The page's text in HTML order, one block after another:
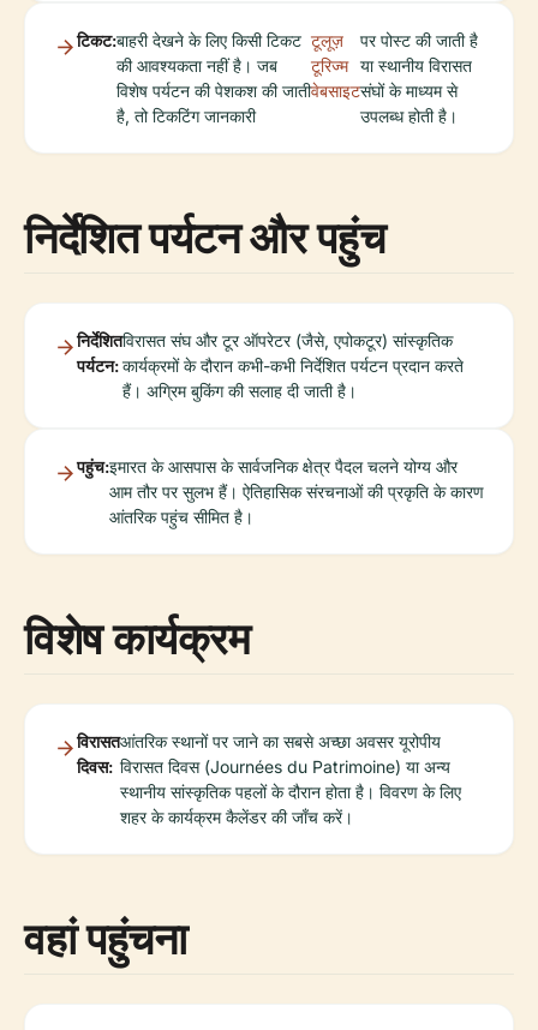
टिकट:बाहरी देखने के लिए किसी टिकट
की आवश्यकता नहीं है। जब
विशेष पर्यटन की पेशकश की जाती
है, तो टिकटिंग जानकारी
टूलूज़
टूरिज्म
वेबसाइट
पर पोस्ट की जाती है
या स्थानीय विरासत
संघों के माध्यम से
उपलब्ध होती है।
निर्देशित पर्यटन और पहुंच
निर्देशित
पर्यटन:
विरासत संघ और टूर ऑपरेटर (जैसे, एपोकटूर) सांस्कृतिक
कार्यक्रमों के दौरान कभी-कभी निर्देशित पर्यटन प्रदान करते
हैं। अग्रिम बुकिंग की सलाह दी जाती है।
पहुंच:इमारत के आसपास के सार्वजनिक क्षेत्र पैदल चलने योग्य और
आम तौर पर सुलभ हैं। ऐतिहासिक संरचनाओं की प्रकृति के कारण
आंतरिक पहुंच सीमित है।
विशेष कार्यक्रम
विरासत
दिवस:
आंतरिक स्थानों पर जाने का सबसे अच्छा अवसर यूरोपीय
विरासत दिवस (Journées du Patrimoine) या अन्य
स्थानीय सांस्कृतिक पहलों के दौरान होता है। विवरण के लिए
शहर के कार्यक्रम कैलेंडर की जाँच करें।
वहां पहुंचना